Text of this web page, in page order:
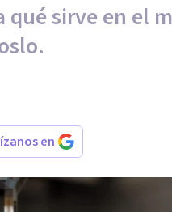
qué sirve en el
en